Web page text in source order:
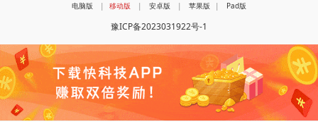
电脑版 | 移动版 | 安卓版 | 苹果版 | Pad版
豫ICP备2023031922号-1